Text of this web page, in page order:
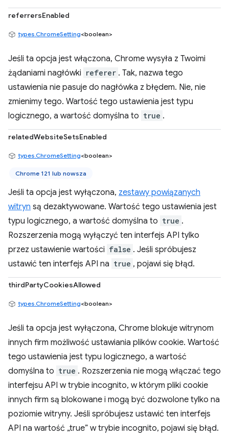
referrersEnabled
types.ChromeSetting<boolean>
Jeśli ta opcja jest włączona, Chrome wysyła z Twoimi
żądaniami nagłówki referer . Tak, nazwa tego
ustawienia nie pasuje do nagłówka z błędem. Nie, nie
zmienimy tego. Wartość tego ustawienia jest typu
logicznego, a wartość domyślna to true .
relatedWebsiteSetsEnabled
types.ChromeSetting<boolean>
Chrome 121 lub nowsza
Jeśli ta opcja jest wyłączona, zestawy powiązanych
witryn są dezaktywowane. Wartość tego ustawienia jest
typu logicznego, a wartość domyślna to true .
Rozszerzenia mogą wyłączyć ten interfejs API tylko
przez ustawienie wartości false . Jeśli spróbujesz
ustawić ten interfejs API na true , pojawi się błąd.
thirdPartyCookiesAllowed
types.ChromeSetting<boolean>
Jeśli ta opcja jest wyłączona, Chrome blokuje witrynom
innych firm możliwość ustawiania plików cookie. Wartość
tego ustawienia jest typu logicznego, a wartość
domyślna to true . Rozszerzenia nie mogą włączać tego
interfejsu API w trybie incognito, w którym pliki cookie
innych firm są blokowane i mogą być dozwolone tylko na
poziomie witryny. Jeśli spróbujesz ustawić ten interfejs
API na wartość „true” w trybie incognito, pojawi się błąd.